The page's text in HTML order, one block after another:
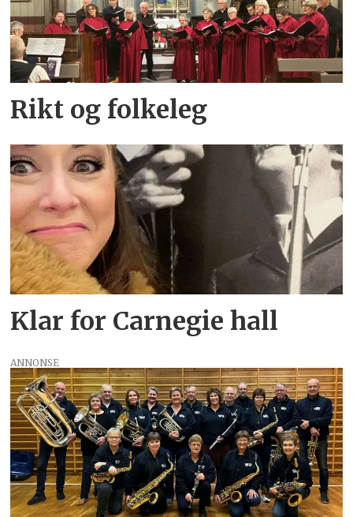
Rikt og folkeleg
Klar for Carnegie hall
ANNONSE